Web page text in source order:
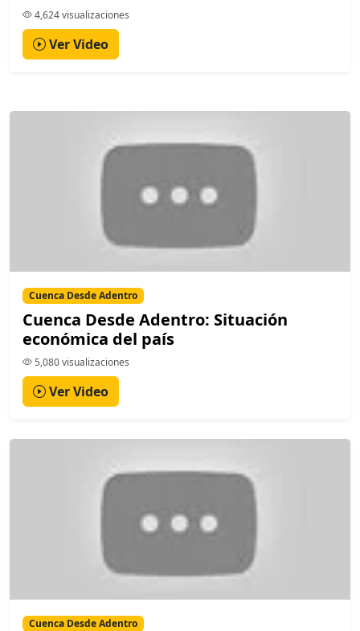
4,624 visualizaciones
Ver Video
Cuenca Desde Adentro
Cuenca Desde Adentro: Situación
económica del país
5,080 visualizaciones
Ver Video
Cuenca Desde Adentro